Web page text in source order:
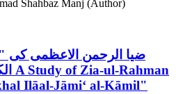
Shahbaz Manj (Author)
ضیا الرحمن الاعظمی کی
A Study of Zia-ul-Rahman
Ilāal-Jāmiʻ al-Kāmil"